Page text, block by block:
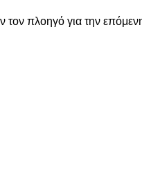
τον πλοηγό για την